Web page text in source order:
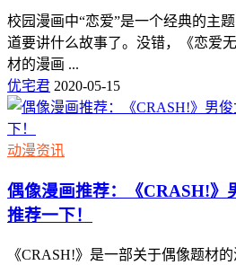
校园漫画中“恋爱”是一个经典的主
道要讲什么故事了。没错，《恋爱
材的漫画 ...
优宅君 2020-05-15
动漫资讯
偶像漫画推荐：《CRASH!》
推荐一下！
《CRASH!》是一部关于偶像题材